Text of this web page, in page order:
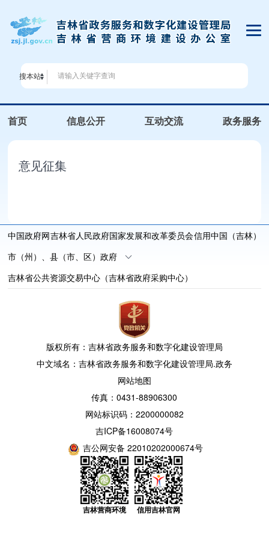
搜本站
首页 信息公开 互动交流 政务服务
意见征集
中国政府网吉林省人民政府国家发展和改革委员会信用中国（吉林）
市（州）、县（市、区）政府
吉林省公共资源交易中心（吉林省政府采购中心）
版权所有：吉林省政务服务和数字化建设管理局
中文域名：吉林省政务服务和数字化建设管理局.政务
网站地图
传真：0431-88906300
网站标识码：2200000082
吉ICP备16008074号
吉公网安备 22010202000674号
吉林营商环境 信用吉林官网